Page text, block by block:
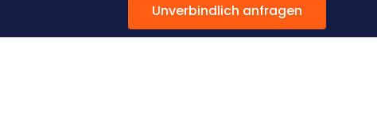
Unverbindlich anfragen